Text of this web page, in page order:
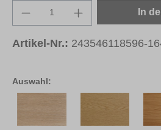
Auswahl:
Produkt Anzahl: Gib In
Artikel-Nr.: 243546118596-